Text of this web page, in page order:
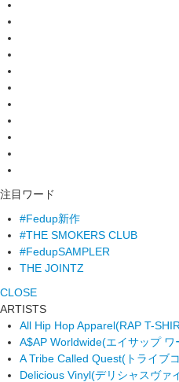
注目ワード
#Fedup新作
#THE SMOKERS CLUB
#FedupSAMPLER
THE JOINTZ
CLOSE
ARTISTS
All Hip Hop Apparel(RAP T-
A$AP Worldwide(エイサップ ワ
A Tribe Called Quest(トライブ
Delicious Vinyl(デリシャスヴァ